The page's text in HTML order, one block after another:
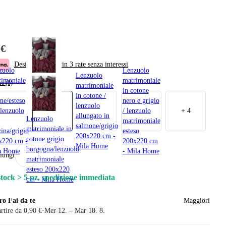
Desidero pagare in 3 rate senza interessi
(8)
esteso
grigio
cm -
Home
Lenzuolo
matrimoniale in
cotone grigio
borgogna/lenzuolo
matrimoniale
esteso 200x220
cm - Mila Home
Lenzuolo
matrimoniale
in cotone /
lenzuolo
allungato in
salmone/grigio
200x220 cm -
Mila Home
Lenzuolo
matrimoniale
in cotone
nero e grigio
/ lenzuolo
matrimoniale
esteso
200x220 cm
- Mila Home
+ 4
> 5 pz, spedizione immediata
Fai da te
da 0,90 €·Mer 12. – Mar 18. 8.
Maggiori